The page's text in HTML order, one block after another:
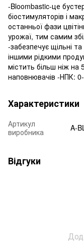
-Bloombastic-це
біостимуляторів і
останньої фази
урожаї, тим самим
-забезпечує щільні
іншими рідкими
містить більш ніж на
наповнювачів -НПК:
Характеристики
Артикул
виробника
A-
Відгуки